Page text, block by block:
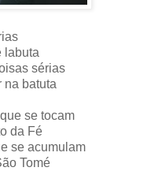
labuta
sérias
na batuta
se tocam
da Fé
se acumulam
Tomé